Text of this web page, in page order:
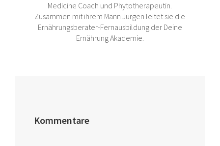
Medicine Coach und Phytotherapeutin.
Zusammen mit ihrem Mann Jürgen leitet sie die
Ernährungsberater-Fernausbildung der Deine
Ernährung Akademie.
Kommentare